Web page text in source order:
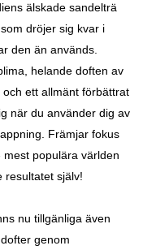
älskade sandelträ
dröjer sig kvar i
den än används.
helande doften av
ett allmänt förbättrat
när du använder dig av
Främjar fokus
populära världen
resultatet själv!
nu tillgänliga även
genom